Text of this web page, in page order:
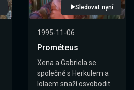
Sledovat nyní
1995-11-06
Prométeus
Xena a Gabriela se
společně s Herkulem a
Iolaem snaží osvobodit